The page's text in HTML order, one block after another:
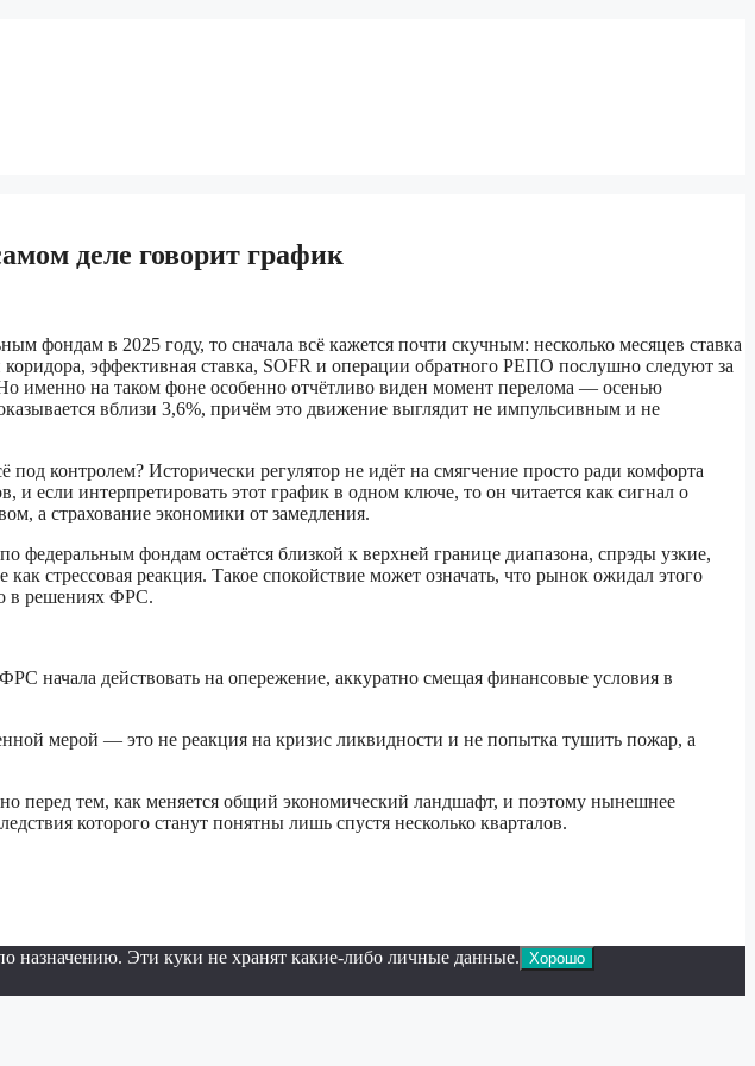
деле говорит график
фондам в 2025 году, то сначала всё кажется почти скучным: несколько месяцев ставка
эффективная ставка, SOFR и операции обратного РЕПО послушно следуют за
именно на таком фоне особенно отчётливо виден момент перелома — осенью
вблизи 3,6%, причём это движение выглядит не импульсивным и не
контролем? Исторически регулятор не идёт на смягчение просто ради комфорта
если интерпретировать этот график в одном ключе, то он читается как сигнал о
а страхование экономики от замедления.
фондам остаётся близкой к верхней границе диапазона, спрэды узкие,
стрессовая реакция. Такое спокойствие может означать, что рынок ожидал этого
в решениях ФРС.
начала действовать на опережение, аккуратно смещая финансовые условия в
мерой — это не реакция на кризис ликвидности и не попытка тушить пожар, а
перед тем, как меняется общий экономический ландшафт, и поэтому нынешнее
которого станут понятны лишь спустя несколько кварталов.
назначению. Эти куки не хранят какие-либо личные данные. Хорошо